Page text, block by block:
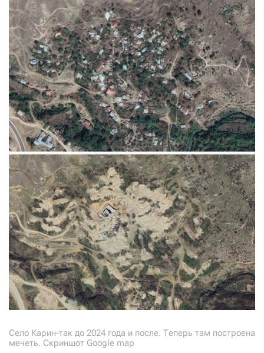
Село Карин-так до 2024 года и после. Теперь там построена
мечеть. Скриншот Google map